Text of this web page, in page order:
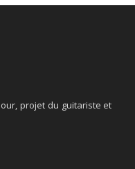
projet du guitariste et